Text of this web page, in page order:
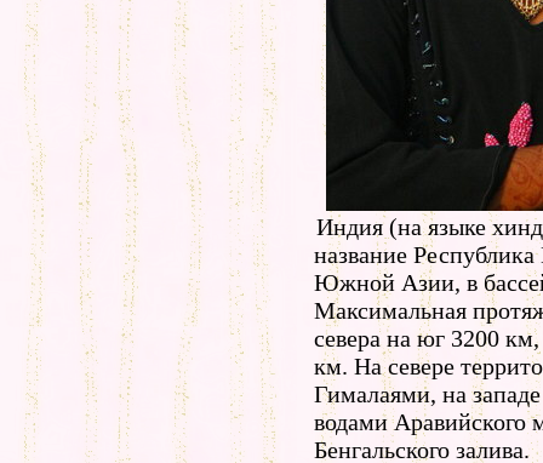
Индия (на языке
название
Южной Азии, в
Максимальная
севера на юг 3200
км. На севере
Гималаями, на
водами Аравийского
Бенгальского